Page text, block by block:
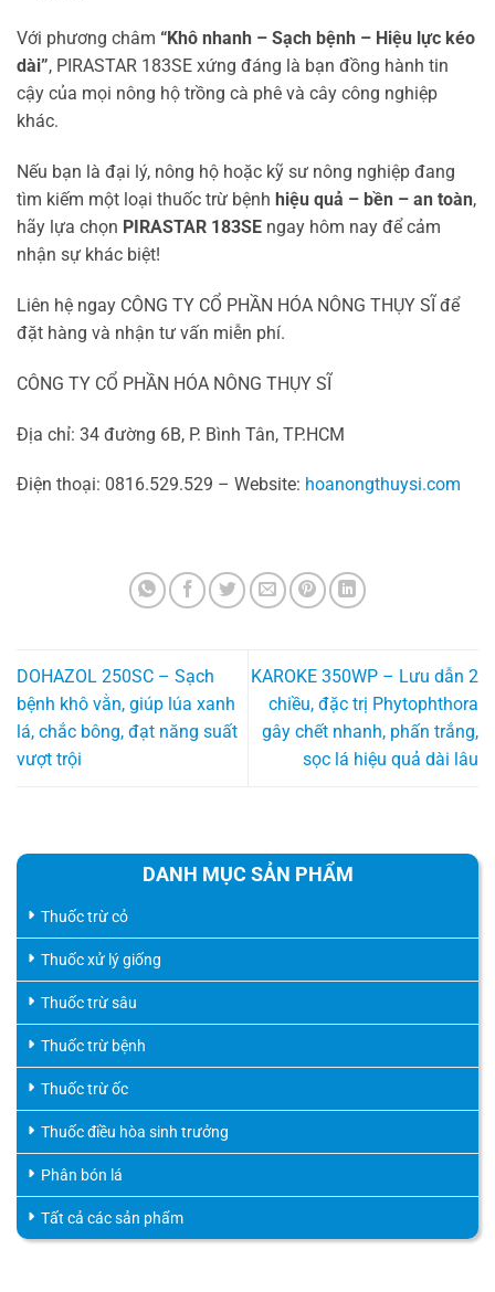
Với phương châm “Khô nhanh – Sạch bệnh – Hiệu lực kéo
dài”, PIRASTAR 183SE xứng đáng là bạn đồng hành tin
cậy của mọi nông hộ trồng cà phê và cây công nghiệp
khác.
Nếu bạn là đại lý, nông hộ hoặc kỹ sư nông nghiệp đang
tìm kiếm một loại thuốc trừ bệnh hiệu quả – bền – an toàn,
hãy lựa chọn PIRASTAR 183SE ngay hôm nay để cảm
nhận sự khác biệt!
Liên hệ ngay CÔNG TY CỔ PHẦN HÓA NÔNG THỤY SĨ để
đặt hàng và nhận tư vấn miễn phí.
CÔNG TY CỔ PHẦN HÓA NÔNG THỤY SĨ
Địa chỉ: 34 đường 6B, P. Bình Tân, TP.HCM
Điện thoại: 0816.529.529 – Website: hoanongthuysi.com
DOHAZOL 250SC – Sạch
bệnh khô vằn, giúp lúa xanh
lá, chắc bông, đạt năng suất
vượt trội
KAROKE 350WP – Lưu dẫn 2
chiều, đặc trị Phytophthora
gây chết nhanh, phấn trắng,
sọc lá hiệu quả dài lâu
DANH MỤC SẢN PHẨM
Thuốc trừ cỏ
Thuốc xử lý giống
Thuốc trừ sâu
Thuốc trừ bệnh
Thuốc trừ ốc
Thuốc điều hòa sinh trưởng
Phân bón lá
Tất cả các sản phẩm